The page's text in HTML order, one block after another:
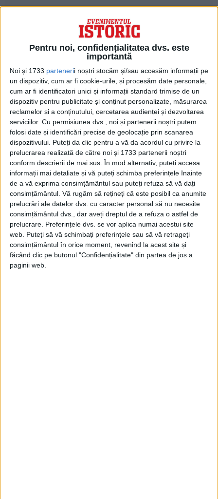
Pentru noi, confidențialitatea dvs. este
importantă
Noi și 1733 partenerii noștri stocăm și/sau accesăm informații pe
un dispozitiv, cum ar fi cookie-urile, și procesăm date personale,
cum ar fi identificatori unici și informații standard trimise de un
dispozitiv pentru publicitate și conținut personalizate, măsurarea
reclamelor și a conținutului, cercetarea audienței și dezvoltarea
serviciilor. Cu permisiunea dvs., noi și partenerii noștri putem
folosi date și identificări precise de geolocație prin scanarea
dispozitivului. Puteți da clic pentru a vă da acordul cu privire la
prelucrarea realizată de către noi și 1733 partenerii noștri
conform descrierii de mai sus. În mod alternativ, puteți accesa
informații mai detaliate și vă puteți schimba preferințele înainte
de a vă exprima consimțământul sau puteți refuza să vă dați
consimțământul. Vă rugăm să rețineți că este posibil ca anumite
prelucrări ale datelor dvs. cu caracter personal să nu necesite
consimțământul dvs., dar aveți dreptul de a refuza o astfel de
prelucrare. Preferințele dvs. se vor aplica numai acestui site
web. Puteți să vă schimbați preferințele sau să vă retrageți
consimțământul în orice moment, revenind la acest site și
făcând clic pe butonul "Confidențialitate" din partea de jos a
paginii web.
În consecință, Washingtonul a adoptat o
politică de „duritate” la adresa fostului său
aliat de război.
Iranul a devenit un test al acestei noi
politici. Sovieticii au decis să intervină în
Iran. Temându-se că britanicii și americanii
conspiră pentru a refuza Rusiei propria
sferă de influență în Iran, sovieticii vin în
ajutorul unui grup rebel iranian din
regiunea de nord a țării.
La începutul lui 1946, Statele Unite se
plâng la Națiunile Unite în legătură cu
situația din Iran și îi acuză pe sovietici că se